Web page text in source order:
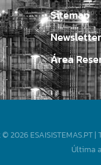
Sitemap
Área
2026 ESAISISTEMAS.PT
Última